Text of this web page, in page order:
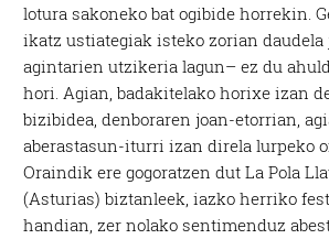
lotura sakoneko bat ogibide horrekin.
ikatz ustiategiak isteko zorian
agintarien utzikeria lagun– ez du
hori. Agian, badakitelako horixe izan
bizibidea, denboraren joan-etorrian,
aberastasun-iturri izan direla lurpeko
Oraindik ere gogoratzen dut La Pola
(Asturias) biztanleek, iazko herriko
handian, zer nolako sentimenduz